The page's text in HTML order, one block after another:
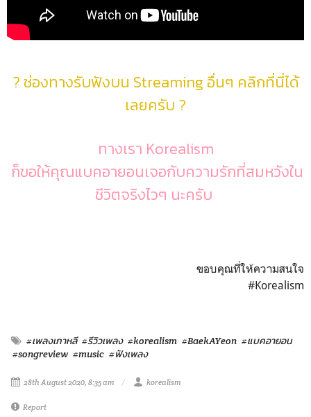
? ช่องทางรับฟังบน Streaming อื่นๆ คลิกที่นี่ได้
เลยครับ ?
ทางเรา Korealism
ก็ขอให้คุณแบคอายอนเจอกับความรักที่สมหวังใน
ชีวิตจริงไวๆ นะครับ
ขอบคุณที่ให้ความสนใจ
#Korealism
#เพลงเกาหลี #รีวิวเพลง #korealism #BaekAYeon #แบคอายอน
#songreview #music #ฟังเพลง
28th August 2020, 8:35 am korealism
Report